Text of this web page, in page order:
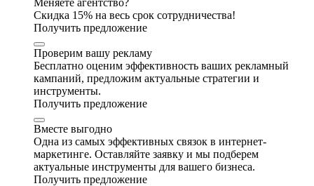
Меняете агентство?
Скидка 15% на весь срок сотрудничества!
Получить предложение
Проверим вашу рекламу
Бесплатно оценим эффективность ваших рекламный
кампаний, предложим актуальные стратегии и
инструменты.
Получить предложение
Вместе выгодно
Одна из самых эффективных связок в интернет-
маркетинге. Оставляйте заявку и мы подберем
актуальные инструменты для вашего бизнеса.
Получить предложение